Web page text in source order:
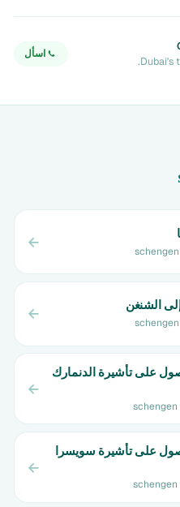
Dubai's
اسأل
schengen
إلى الشنغن
schengen
على تأشيرة الدنمارك
schengen
على تأشيرة سويسرا
schengen